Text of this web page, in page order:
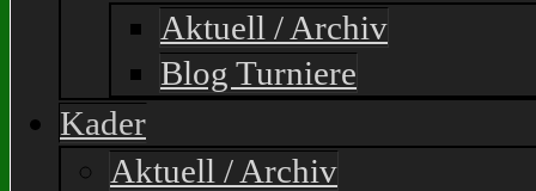
Aktuell / Archiv
Blog Turniere
Kader
Aktuell / Archiv